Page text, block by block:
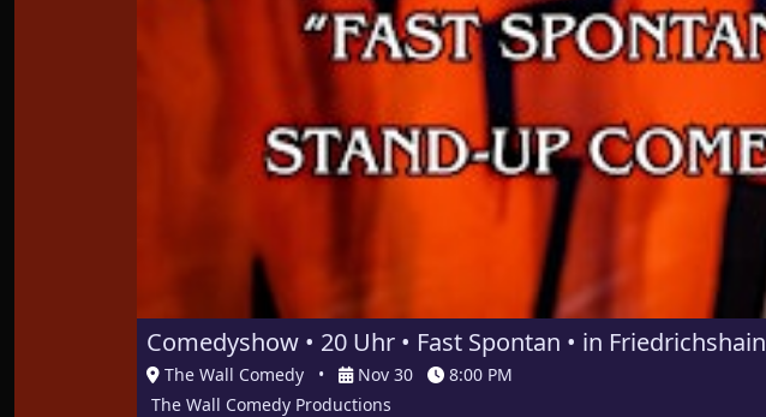
Comedyshow • 20 Uhr • Fast Spontan • in Friedrichshain
The Wall Comedy • Nov 30
8:00 PM
The Wall Comedy Productions